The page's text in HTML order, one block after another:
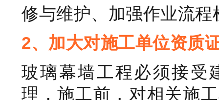
修与维护、加强作业流程
2、加大对施工单位资质
玻璃幕墙工程必须接受
理，施工前，对相关施